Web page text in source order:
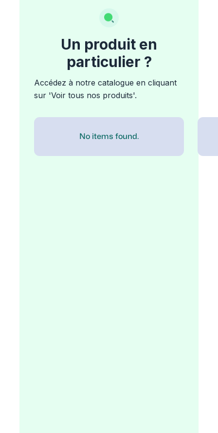
Un produit en
particulier ?
Accédez à notre catalogue en cliquant
sur 'Voir tous nos produits'.
No items found.